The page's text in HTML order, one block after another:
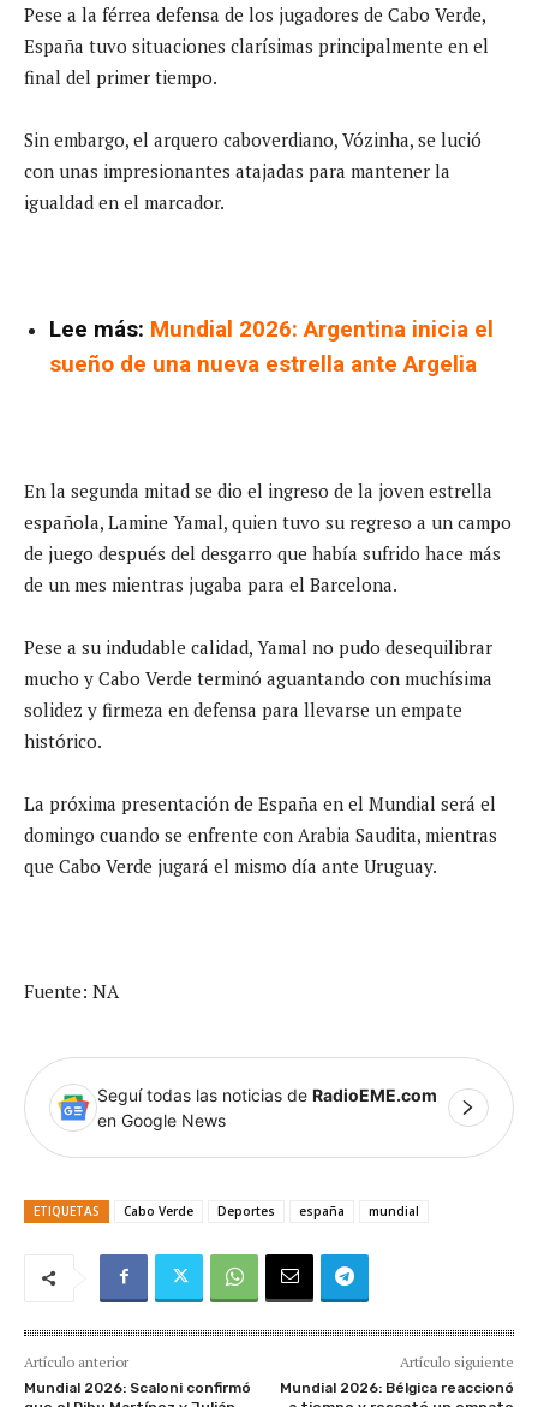
Pese a la férrea defensa de los jugadores de Cabo Verde,
España tuvo situaciones clarísimas principalmente en el
final del primer tiempo.
Sin embargo, el arquero caboverdiano, Vózinha, se lució
con unas impresionantes atajadas para mantener la
igualdad en el marcador.
Lee más: Mundial 2026: Argentina inicia el
sueño de una nueva estrella ante Argelia
En la segunda mitad se dio el ingreso de la joven estrella
española, Lamine Yamal, quien tuvo su regreso a un campo
de juego después del desgarro que había sufrido hace más
de un mes mientras jugaba para el Barcelona.
Pese a su indudable calidad, Yamal no pudo desequilibrar
mucho y Cabo Verde terminó aguantando con muchísima
solidez y firmeza en defensa para llevarse un empate
histórico.
La próxima presentación de España en el Mundial será el
domingo cuando se enfrente con Arabia Saudita, mientras
que Cabo Verde jugará el mismo día ante Uruguay.
Fuente: NA
Seguí todas las noticias de RadioEME.com
en Google News
ETIQUETAS Cabo Verde Deportes españa mundial
Artículo anterior
Mundial 2026: Scaloni confirmó
Artículo siguiente
Mundial 2026: Bélgica reaccionó